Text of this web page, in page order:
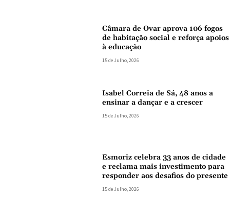
Câmara de Ovar aprova 106 fogos
de habitação social e reforça apoios
à educação
15 de Julho, 2026
Isabel Correia de Sá, 48 anos a
ensinar a dançar e a crescer
15 de Julho, 2026
Esmoriz celebra 33 anos de cidade
e reclama mais investimento para
responder aos desafios do presente
15 de Julho, 2026